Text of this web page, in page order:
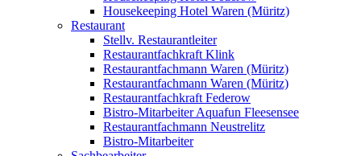
Housekeeping Hotel Waren (Müritz)
Restaurant
Stellv. Restaurantleiter
Restaurantfachkraft Klink
Restaurantfachmann Waren (Müritz)
Restaurantfachmann Waren (Müritz)
Restaurantfachkraft Federow
Bistro-Mitarbeiter Aquafun Fleesensee
Restaurantfachmann Neustrelitz
Bistro-Mitarbeiter